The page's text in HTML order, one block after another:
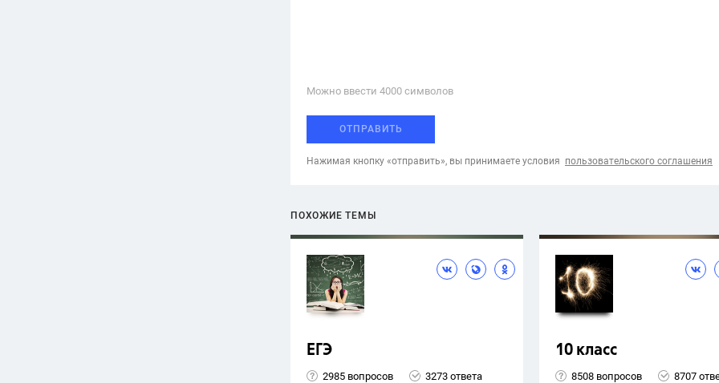
Можно ввести 4000 cимволов
ОТПРАВИТЬ
Нажимая кнопку «отправить», вы принимаете условия пользовательского соглашения
ПОХОЖИЕ ТЕМЫ
ЕГЭ
2985 вопросов 3273 ответа
10 класс
8508 вопросов 8707